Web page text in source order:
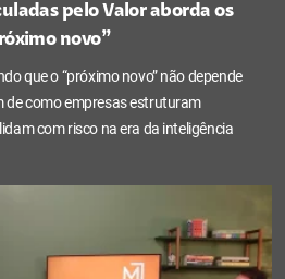
pelo Valor aborda os
novo”
que o “próximo novo” não depende
de como empresas estruturam
com risco na era da inteligência